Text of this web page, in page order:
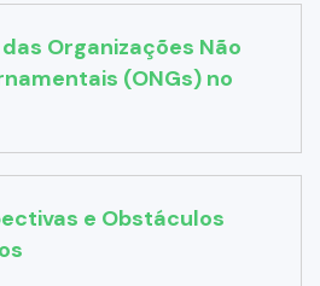
Organizações Não
(ONGs) no
e Obstáculos